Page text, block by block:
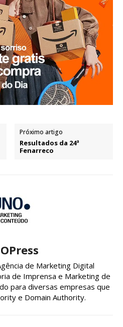
Próximo artigo
Resultados da 24ª
Fenarreco
de Marketing Digital
de Imprensa e Marketing de
para diversas empresas que
e Domain Authority.